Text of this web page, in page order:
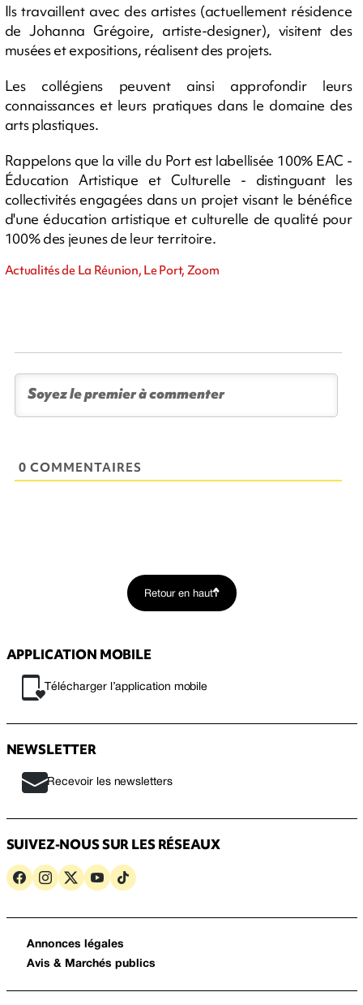
Ils travaillent avec des artistes (actuellement résidence
de Johanna Grégoire, artiste-designer), visitent des
musées et expositions, réalisent des projets.
Les collégiens peuvent ainsi approfondir leurs
connaissances et leurs pratiques dans le domaine des
arts plastiques.
Rappelons que la ville du Port est labellisée 100% EAC -
Éducation Artistique et Culturelle - distinguant les
collectivités engagées dans un projet visant le bénéfice
d'une éducation artistique et culturelle de qualité pour
100% des jeunes de leur territoire.
Actualités de La Réunion, Le Port, Zoom
0 COMMENTAIRES
Retour en haut
APPLICATION MOBILE
Télécharger l’application mobile
NEWSLETTER
Recevoir les newsletters
SUIVEZ-NOUS SUR LES RÉSEAUX
Annonces légales
Avis & Marchés publics